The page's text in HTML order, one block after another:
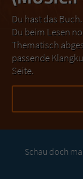
Du hast das
Du beim Lesen
Thematisch
passende
Seite.
Schau doch